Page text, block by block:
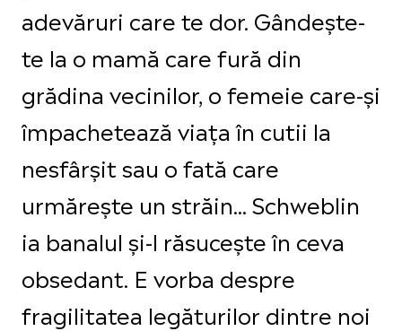
adevăruri care te dor. Gândește-
te la o mamă care fură din
grădina vecinilor, o femeie care-și
împachetează viața în cutii la
nesfârșit sau o fată care
urmărește un străin... Schweblin
ia banalul și-l răsucește în ceva
obsedant. E vorba despre
fragilitatea legăturilor dintre noi